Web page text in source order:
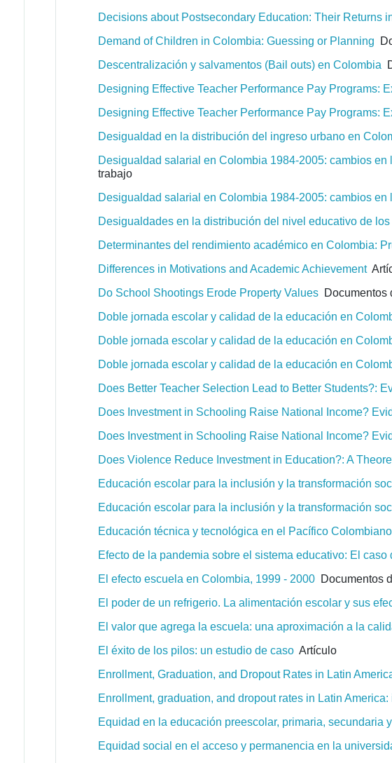
Decisions about Postsecondary Education: Their Returns
Demand of Children in Colombia: Guessing or Planning
Descentralización y salvamentos (Bail outs) en Colombia
Designing Effective Teacher Performance Pay Programs:
Designing Effective Teacher Performance Pay Programs:
Desigualdad en la distribución del ingreso urbano en
Desigualdad salarial en Colombia 1984-2005: cambios
trabajo
Desigualdad salarial en Colombia 1984-2005: cambios
Desigualdades en la distribución del nivel educativo de
Determinantes del rendimiento académico en Colombia:
Differences in Motivations and Academic Achievement
Do School Shootings Erode Property Values Documentos
Doble jornada escolar y calidad de la educación en
Doble jornada escolar y calidad de la educación en
Doble jornada escolar y calidad de la educación en
Does Better Teacher Selection Lead to Better Students?:
Does Investment in Schooling Raise National Income?
Does Investment in Schooling Raise National Income?
Does Violence Reduce Investment in Education?: A
Educación escolar para la inclusión y la transformación
Educación escolar para la inclusión y la transformación
Educación técnica y tecnológica en el Pacífico
Efecto de la pandemia sobre el sistema educativo: El caso
El efecto escuela en Colombia, 1999 - 2000 Documentos
El poder de un refrigerio. La alimentación escolar y sus
El valor que agrega la escuela: una aproximación a la
El éxito de los pilos: un estudio de caso Artículo
Enrollment, Graduation, and Dropout Rates in Latin
Enrollment, graduation, and dropout rates in Latin
Equidad en la educación preescolar, primaria, secundaria
Equidad social en el acceso y permanencia en la